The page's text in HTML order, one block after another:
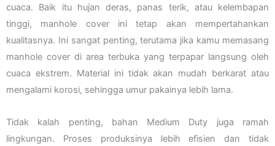
cuaca. Baik itu hujan deras, panas terik, atau kelembapan
tinggi, manhole cover ini tetap akan mempertahankan
kualitasnya. Ini sangat penting, terutama jika kamu memasang
manhole cover di area terbuka yang terpapar langsung oleh
cuaca ekstrem. Material ini tidak akan mudah berkarat atau
mengalami korosi, sehingga umur pakainya lebih lama.
Tidak kalah penting, bahan Medium Duty juga ramah
lingkungan. Proses produksinya lebih efisien dan tidak